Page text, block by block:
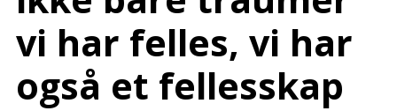
vi har felles, vi har
også et fellesskap